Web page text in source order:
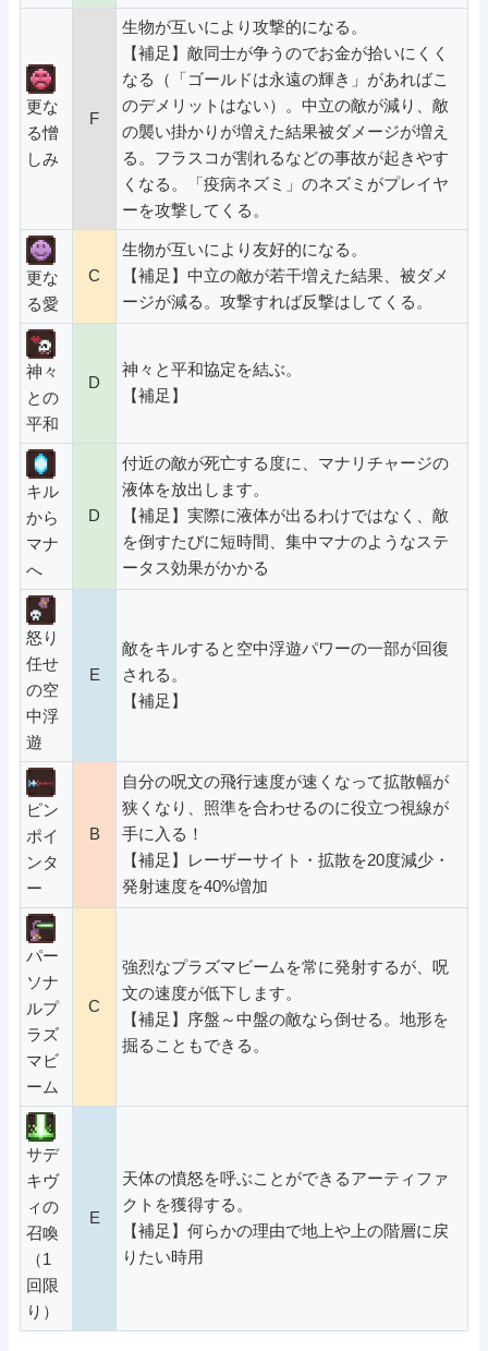
更な
る憎
しみ
F
生物が互いにより攻撃的になる。
【補足】敵同士が争うのでお金が拾いにくく
なる（「ゴールドは永遠の輝き」があればこ
のデメリットはない）。中立の敵が減り、敵
の襲い掛かりが増えた結果被ダメージが増え
る。フラスコが割れるなどの事故が起きやす
くなる。「疫病ネズミ」のネズミがプレイヤ
ーを攻撃してくる。
更な
る愛
C
生物が互いにより友好的になる。
【補足】中立の敵が若干増えた結果、被ダメ
ージが減る。攻撃すれば反撃はしてくる。
神々
との
平和
D
神々と平和協定を結ぶ。
【補足】
キル
から
マナ
へ
D
付近の敵が死亡する度に、マナリチャージの
液体を放出します。
【補足】実際に液体が出るわけではなく、敵
を倒すたびに短時間、集中マナのようなステ
ータス効果がかかる
怒り
任せ
の空
中浮
遊
E
敵をキルすると空中浮遊パワーの一部が回復
される。
【補足】
ピン
ポイ
ンタ
ー
B
自分の呪文の飛行速度が速くなって拡散幅が
狭くなり、照準を合わせるのに役立つ視線が
手に入る！
【補足】レーザーサイト・拡散を20度減少・
発射速度を40%増加
パー
ソナ
ルプ
ラズ
マビ
ーム
C
強烈なプラズマビームを常に発射するが、呪
文の速度が低下します。
【補足】序盤～中盤の敵なら倒せる。地形を
掘ることもできる。
サデ
キヴ
ィの
召喚
（1
回限
り）
E
天体の憤怒を呼ぶことができるアーティファ
クトを獲得する。
【補足】何らかの理由で地上や上の階層に戻
りたい時用